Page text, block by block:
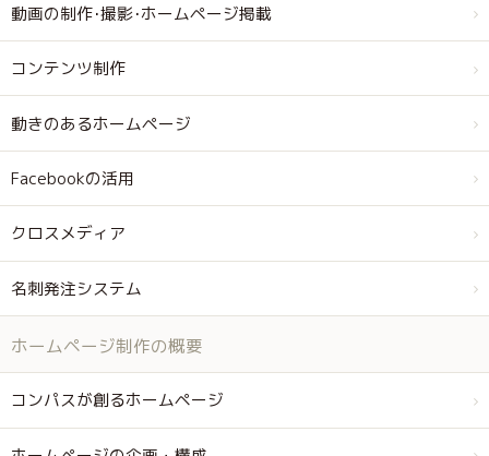
動画の制作･撮影･ホームページ掲載
コンテンツ制作
動きのあるホームページ
Facebookの活用
クロスメディア
名刺発注システム
ホームページ制作の概要
コンパスが創るホームページ